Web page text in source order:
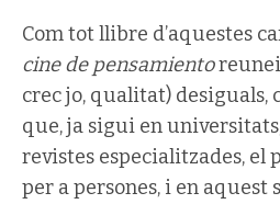
Com tot llibre d’aquestes
cine de pensamiento
crec jo, qualitat) desiguals,
que, ja sigui en
revistes especialitzades, el
per a persones, i en aquest